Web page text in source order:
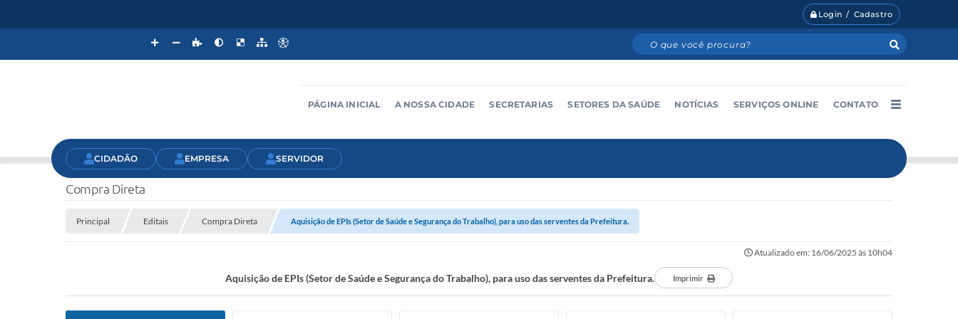
Login / Cadastro
PÁGINA INICIAL A NOSSA CIDADE SECRETARIAS SETORES DA SAÚDE NOTÍCIAS SERVIÇOS ONLINE CONTATO
CIDADÃO EMPRESA SERVIDOR
Compra Direta
Principal Editais Compra Direta Aquisição de EPIs (Setor de Saúde e Segurança do Trabalho), para uso das serventes da Prefeitura.
Atualizado em: 16/06/2025 às 10h04
Aquisição de EPIs (Setor de Saúde e Segurança do Trabalho), para uso das serventes da Prefeitura. Imprimir